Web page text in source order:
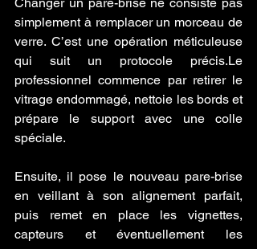
simplement à remplacer un morceau de
verre. C’est une opération méticuleuse
qui suit un protocole précis.Le
professionnel commence par retirer le
vitrage endommagé, nettoie les bords et
prépare le support avec une colle
spéciale.
Ensuite, il pose le nouveau pare-brise
en veillant à son alignement parfait,
puis remet en place les vignettes,
capteurs et éventuellement les